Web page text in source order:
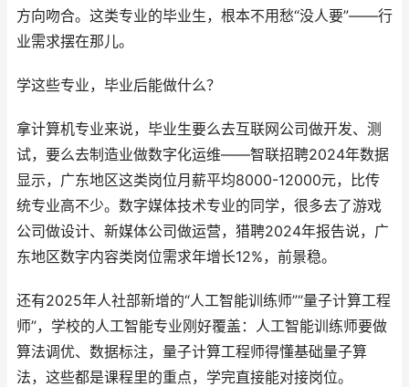
方向吻合。这类专业的毕业生，根本不用愁“没人要”——行
业需求摆在那儿。
学这些专业，毕业后能做什么？
拿计算机专业来说，毕业生要么去互联网公司做开发、测
试，要么去制造业做数字化运维——智联招聘2024年数据
显示，广东地区这类岗位月薪平均8000-12000元，比传
统专业高不少。数字媒体技术专业的同学，很多去了游戏
公司做设计、新媒体公司做运营，猎聘2024年报告说，广
东地区数字内容类岗位需求年增长12%，前景稳。
还有2025年人社部新增的“人工智能训练师”“量子计算工程
师”，学校的人工智能专业刚好覆盖：人工智能训练师要做
算法调优、数据标注，量子计算工程师得懂基础量子算
法，这些都是课程里的重点，学完直接能对接岗位。